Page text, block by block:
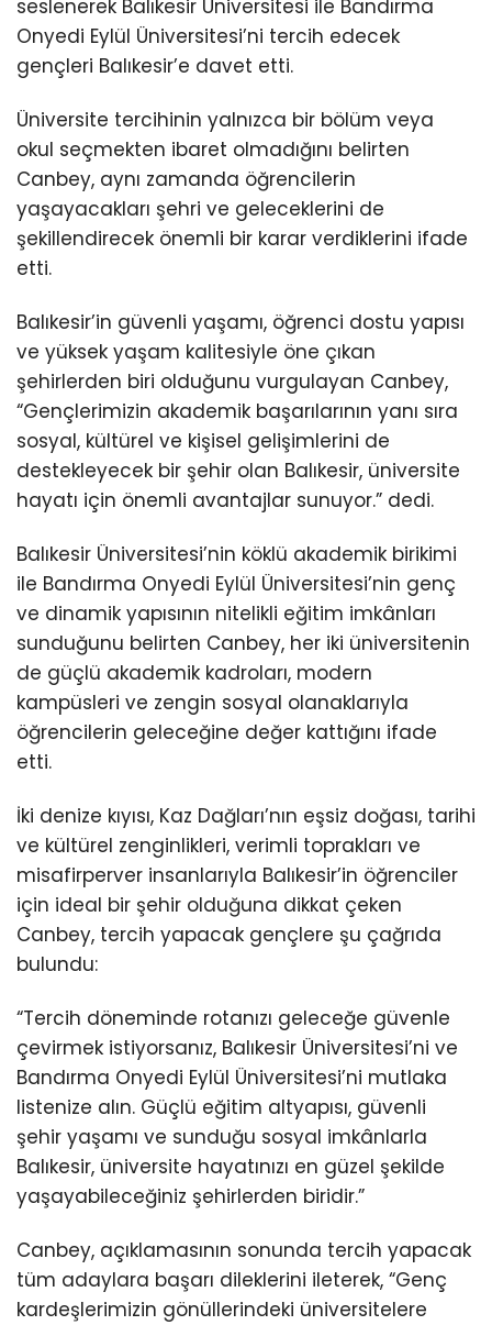
seslenerek Balıkesir Üniversitesi ile Bandırma
Onyedi Eylül Üniversitesi’ni tercih edecek
gençleri Balıkesir’e davet etti.
Üniversite tercihinin yalnızca bir bölüm veya
okul seçmekten ibaret olmadığını belirten
Canbey, aynı zamanda öğrencilerin
yaşayacakları şehri ve geleceklerini de
şekillendirecek önemli bir karar verdiklerini ifade
etti.
Balıkesir’in güvenli yaşamı, öğrenci dostu yapısı
ve yüksek yaşam kalitesiyle öne çıkan
şehirlerden biri olduğunu vurgulayan Canbey,
“Gençlerimizin akademik başarılarının yanı sıra
sosyal, kültürel ve kişisel gelişimlerini de
destekleyecek bir şehir olan Balıkesir, üniversite
hayatı için önemli avantajlar sunuyor.” dedi.
Balıkesir Üniversitesi’nin köklü akademik birikimi
ile Bandırma Onyedi Eylül Üniversitesi’nin genç
ve dinamik yapısının nitelikli eğitim imkânları
sunduğunu belirten Canbey, her iki üniversitenin
de güçlü akademik kadroları, modern
kampüsleri ve zengin sosyal olanaklarıyla
öğrencilerin geleceğine değer kattığını ifade
etti.
İki denize kıyısı, Kaz Dağları’nın eşsiz doğası, tarihi
ve kültürel zenginlikleri, verimli toprakları ve
misafirperver insanlarıyla Balıkesir’in öğrenciler
için ideal bir şehir olduğuna dikkat çeken
Canbey, tercih yapacak gençlere şu çağrıda
bulundu:
“Tercih döneminde rotanızı geleceğe güvenle
çevirmek istiyorsanız, Balıkesir Üniversitesi’ni ve
Bandırma Onyedi Eylül Üniversitesi’ni mutlaka
listenize alın. Güçlü eğitim altyapısı, güvenli
şehir yaşamı ve sunduğu sosyal imkânlarla
Balıkesir, üniversite hayatınızı en güzel şekilde
yaşayabileceğiniz şehirlerden biridir.”
Canbey, açıklamasının sonunda tercih yapacak
tüm adaylara başarı dileklerini ileterek, “Genç
kardeşlerimizin gönüllerindeki üniversitelere